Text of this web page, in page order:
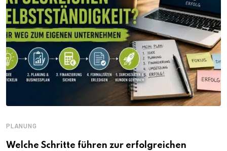
PLANUNG
Welche Schritte führen zur erfolgreichen